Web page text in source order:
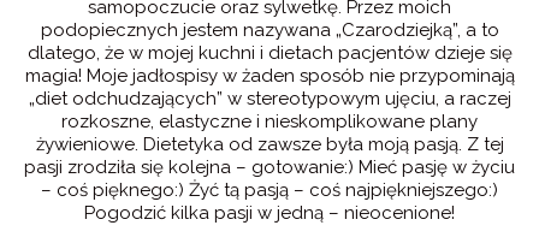
samopoczucie oraz sylwetkę. Przez moich
podopiecznych jestem nazywana „Czarodziejką”, a to
dlatego, że w mojej kuchni i dietach pacjentów dzieje się
magia! Moje jadłospisy w żaden sposób nie przypominają
„diet odchudzających” w stereotypowym ujęciu, a raczej
rozkoszne, elastyczne i nieskomplikowane plany
żywieniowe. Dietetyka od zawsze była moją pasją. Z tej
pasji zrodziła się kolejna – gotowanie:) Mieć pasję w życiu
– coś pięknego:) Żyć tą pasją – coś najpiękniejszego:)
Pogodzić kilka pasji w jedną – nieocenione!